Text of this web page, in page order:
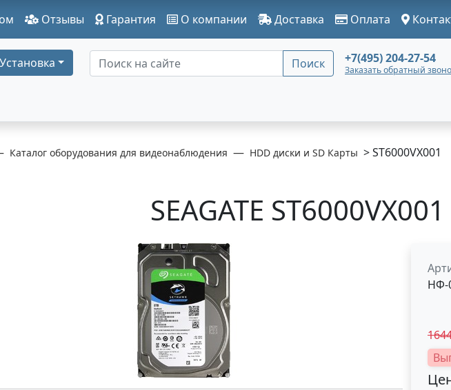
Отзывы Гарантия О компании Доставка Оплата
Поиск +7(495) 204-27-54
Заказать обратный
Каталог оборудования для видеонаблюдения HDD диски и SD Карты > ST6000VX001
SEAGATE ST6000VX001
НФ-